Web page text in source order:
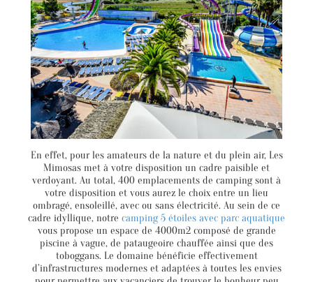
En effet, pour les amateurs de la nature et du plein air, Les
Mimosas met à votre disposition un cadre paisible et
verdoyant. Au total, 400 emplacements de camping sont à
votre disposition et vous aurez le choix entre un lieu
ombragé, ensoleillé, avec ou sans électricité. Au sein de ce
cadre idyllique, notre camping 5 étoiles avec parc aquatique
vous propose un espace de 4000m2 composé de grande
piscine à vague, de pataugeoire chauffée ainsi que des
toboggans. Le domaine bénéficie effectivement
d’infrastructures modernes et adaptées à toutes les envies